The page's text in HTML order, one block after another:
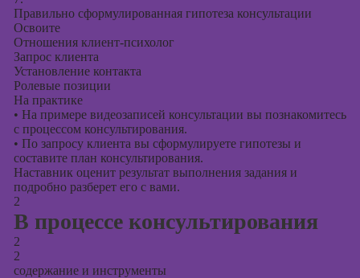
Правильно сформулированная гипотеза консультации
Освоите
Отношения клиент-психолог
Запрос клиента
Установление контакта
Ролевые позиции
На практике
• На примере видеозаписей консультации вы познакомитесь
с процессом консультирования.
• По запросу клиента вы сформулируете гипотезы и
составите план консультирования.
Наставник оценит результат выполнения задания и
подробно разберет его с вами.
2
В процессе консультирования
2
2
содержание и инструменты